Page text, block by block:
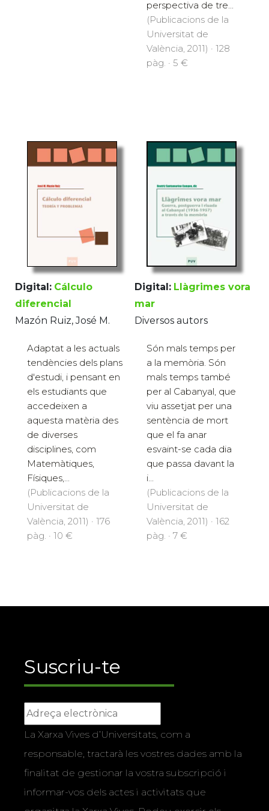
perspectiva de tre...
(Publicacions de la
Universitat de
València, 2011) · 128
pàg. · 5 €
Digital: Cálculo
diferencial
Mazón Ruiz, José M.
Adaptat a les actuals
tendències dels plans
d'estudi, i pensant en
els estudiants que
accedeixen a
aquesta matèria des
de diverses
disciplines, com
Matemàtiques,
Físiques,...
(Publicacions de la
Universitat de
València, 2011) · 176
pàg. · 10 €
Digital: Llàgrimes vora
mar
Diversos autors
Són mals temps per
a la memòria. Són
mals temps també
per al Cabanyal, que
viu assetjat per una
sentència de mort
que el fa anar
esvaint-se cada dia
que passa davant la
i...
(Publicacions de la
Universitat de
València, 2011) · 162
pàg. · 7 €
Suscriu-te
La Xarxa Vives d’Universitats, com a
responsable, tractarà les vostres dades amb la
finalitat de gestionar la vostra subscripció i
informar-vos dels actes i activitats que